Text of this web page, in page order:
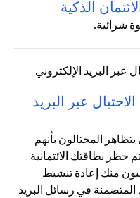
الذكية
شرائية.
عبر البريد
المحتالون بأنهم
بطاقتك الائتمانية
منك إعادة تنشيط
في رسائل البريد